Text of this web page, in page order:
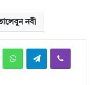
নবী
WhatsAppTelegramViber